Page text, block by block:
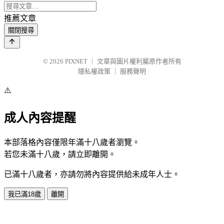
推薦文章
關閉搜尋
© 2026 PIXNET
文章與圖片權利屬原作者所有
隱私權政策
服務聲明
⚠️
成人內容提醒
本部落格內容僅限年滿十八歲者瀏覽。
若您未滿十八歲，請立即離開。
已滿十八歲者，亦請勿將內容提供給未成年人士。
我已滿18歲 離開